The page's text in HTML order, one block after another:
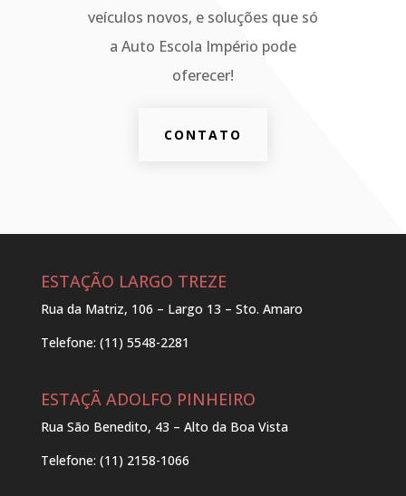
veículos novos, e soluções que só
a Auto Escola Império pode
oferecer!
CONTATO
ESTAÇÃO LARGO TREZE
Rua da Matriz, 106 – Largo 13 – Sto. Amaro
Telefone: (11) 5548-2281
ESTAÇÃ ADOLFO PINHEIRO
Rua São Benedito, 43 – Alto da Boa Vista
Telefone: (11) 2158-1066